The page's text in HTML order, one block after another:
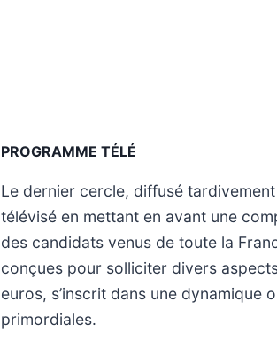
PROGRAMME TÉLÉ
Le dernier cercle, diffusé
télévisé en mettant en avant une
des candidats venus de toute la
conçues pour solliciter divers
euros, s’inscrit dans une dynamique
primordiales.